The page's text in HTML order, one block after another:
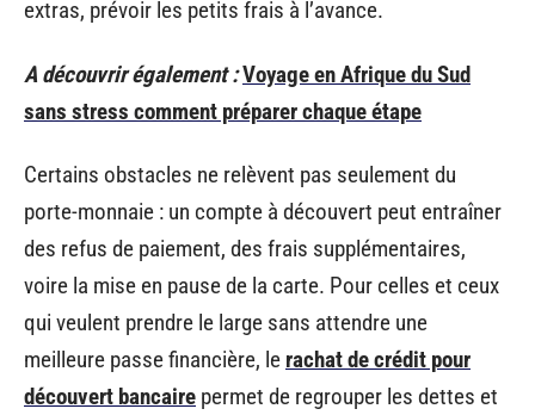
extras, prévoir les petits frais à l’avance.
A découvrir également :Voyage en Afrique du Sud
sans stress comment préparer chaque étape
Certains obstacles ne relèvent pas seulement du
porte-monnaie : un compte à découvert peut entraîner
des refus de paiement, des frais supplémentaires,
voire la mise en pause de la carte. Pour celles et ceux
qui veulent prendre le large sans attendre une
meilleure passe financière, le rachat de crédit pour
découvert bancaire permet de regrouper les dettes et